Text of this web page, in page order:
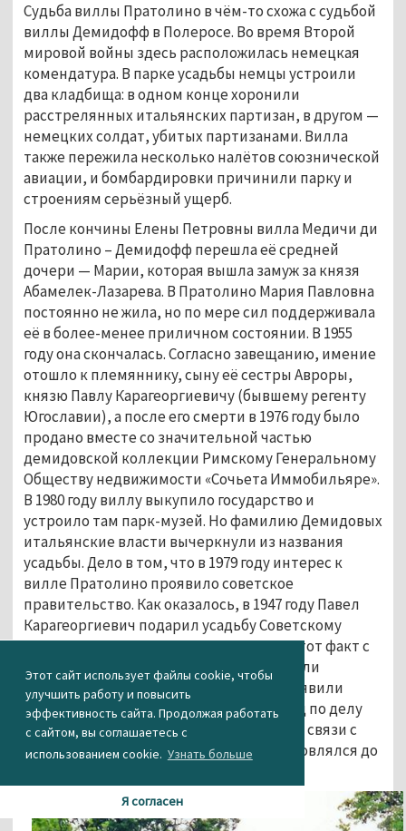
Этот сайт использует файлы cookie, чтобы
улучшить работу и повысить
эффективность сайта. Продолжая работать
с сайтом, вы соглашаетесь с
использованием cookie. Узнать больше
Я согласен
Судьба виллы Пратолино в чём-то схожа с судьбой
виллы Демидофф в Полеросе. Во время Второй
мировой войны здесь расположилась немецкая
комендатура. В парке усадьбы немцы устроили
два кладбища: в одном конце хоронили
расстрелянных итальянских партизан, в другом —
немецких солдат, убитых партизанами. Вилла
также пережила несколько налётов союзнической
авиации, и бомбардировки причинили парку и
строениям серьёзный ущерб.
После кончины Елены Петровны вилла Медичи ди
Пратолино – Демидофф перешла её средней
дочери — Марии, которая вышла замуж за князя
Абамелек-Лазарева. В Пратолино Мария Павловна
постоянно не жила, но по мере сил поддерживала
её в более-менее приличном состоянии. В 1955
году она скончалась. Согласно завещанию, имение
отошло к племяннику, сыну её сестры Авроры,
князю Павлу Карагеоргиевичу (бывшему регенту
Югославии), а после его смерти в 1976 году было
продано вместе со значительной частью
демидовской коллекции Римскому Генеральному
Обществу недвижимости «Сочьета Иммобильяре».
В 1980 году виллу выкупило государство и
устроило там парк-музей. Но фамилию Демидовых
итальянские власти вычеркнули из названия
усадьбы. Дело в том, что в 1979 году интерес к
вилле Пратолино проявило советское
правительство. Как оказалось, в 1947 году Павел
Карагеоргиевич подарил усадьбу Советскому
Союзу. Итальянцы 30 лет смотрели на этот факт с
безразличием, но потом вдруг воспылали
любовью к истории своей страны и объявили
усадьбу национальным достоянием. Суд по делу
виллы Пратолино был приостановлен в связи с
развалом Советского Союза и не возобновлялся до